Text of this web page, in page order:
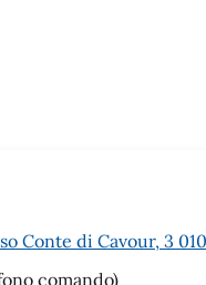
Conte di Cavour, 3
comando)